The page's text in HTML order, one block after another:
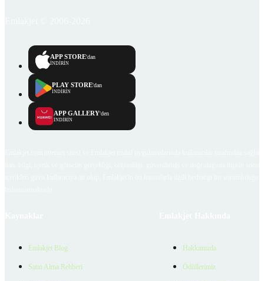
APP STORE'dan
İNDİRİN
PLAY STORE'dan
İNDİRİN
APP GALLERY'den
İNDİRİN
Emlakjet Blog
Satın Alma Rehberi
Hakkımızda
Ödüllerimiz